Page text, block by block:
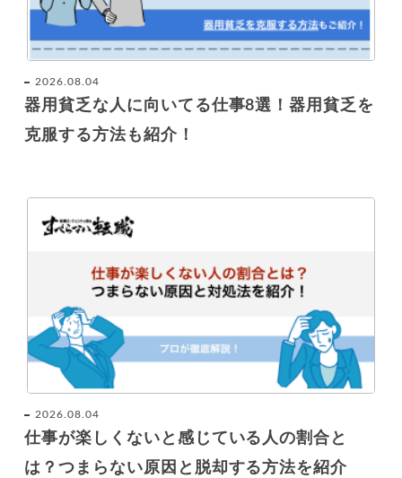
2026.08.04
器用貧乏な人に向いてる仕事8選！器用貧乏を
克服する方法も紹介！
2026.08.04
仕事が楽しくないと感じている人の割合と
は？つまらない原因と脱却する方法を紹介